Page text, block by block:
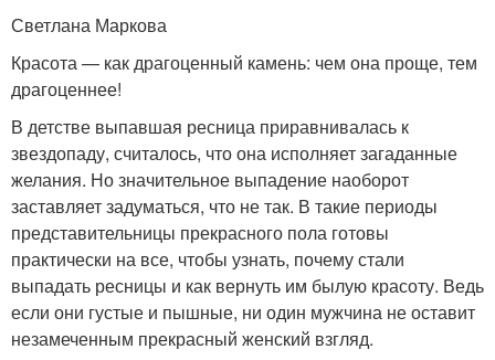
Светлана Маркова
Красота — как драгоценный камень: чем она проще, тем
драгоценнее!
В детстве выпавшая ресница приравнивалась к
звездопаду, считалось, что она исполняет загаданные
желания. Но значительное выпадение наоборот
заставляет задуматься, что не так. В такие периоды
представительницы прекрасного пола готовы
практически на все, чтобы узнать, почему стали
выпадать ресницы и как вернуть им былую красоту. Ведь
если они густые и пышные, ни один мужчина не оставит
незамеченным прекрасный женский взгляд.